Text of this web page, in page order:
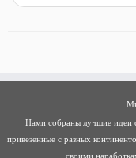
Нами собраны лучшие идеи
привезенные с разных
своими